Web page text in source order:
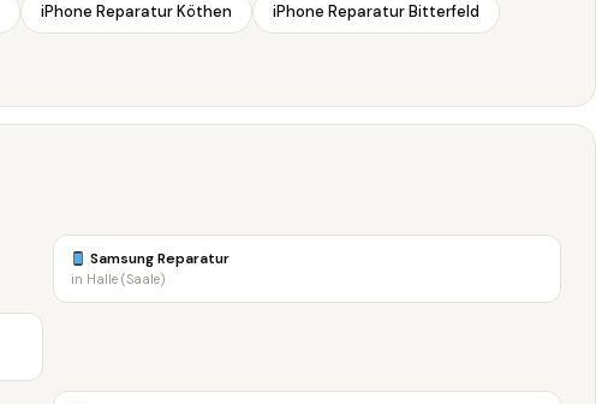
iPhone Reparatur Köthen iPhone Reparatur Bitterfeld
Samsung Reparatur
in Halle (Saale)